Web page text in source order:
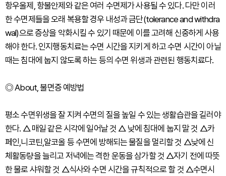
항우울제, 항불안제와 같은 여러 수면제가 사용될 수 있다. 다만 이러
한 수면제들을 오래 복용할 경우 내성과 금단(tolerance and withdra
wal)으로 증상을 악화시킬 수 있기 때문에 이를 고려해 신중하게 사용
해야 한다. 인지행동치료는 수면 시간을 지키게 하고 수면 시간이 아닐
때는 침대에 눕지 않도록 하는 등의 수면 위생과 관련된 행동치료다.
◎ About, 불면증 예방법
평소 수면위생을 잘 지켜 수면의 질을 높일 수 있는 생활습관을 길러야
한다. △ 매일 같은 시각에 일어날 것 △ 낮에 침대에 눕지 말 것 △카
페인,니코틴,알코올 등 수면에 방해되는 물질을 멀리할 것 △낮에 신
체활동량을 늘리고 저녁에는 격한 운동을 삼가할 것 △자기 전에 따뜻
한 물로 샤워할 것 △식사와 수면 시간을 규칙적으로 할 것 △수면시